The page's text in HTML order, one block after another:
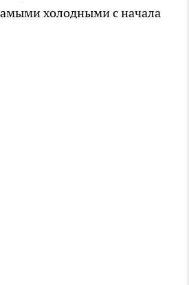
холодными с начала